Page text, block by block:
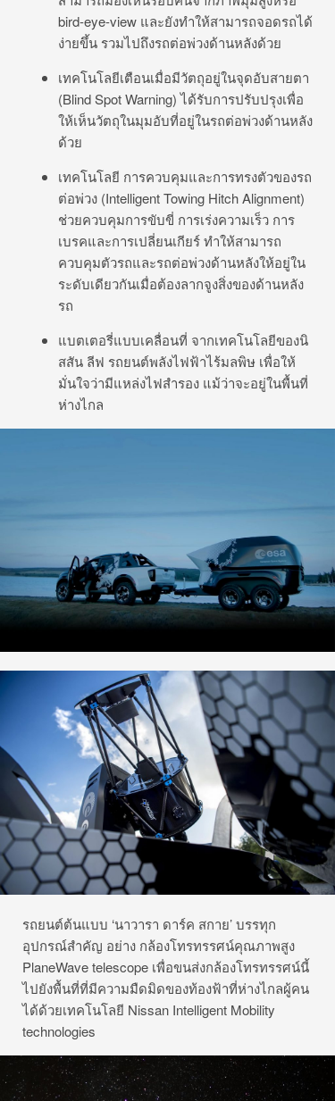
bird-eye-view และยังทำให้สามารถจอดรถได้
ง่ายขึ้น รวมไปถึงรถต่อพ่วงด้านหลังด้วย
เทคโนโลยีเตือนเมื่อมีวัตถุอยู่ในจุดอับสายตา
(Blind Spot Warning) ได้รับการปรับปรุงเพื่อ
ให้เห็นวัตถุในมุมอับที่อยู่ในรถต่อพ่วงด้านหลัง
ด้วย
เทคโนโลยี การควบคุมและการทรงตัวของรถ
ต่อพ่วง (Intelligent Towing Hitch Alignment)
ช่วยควบคุมการขับขี่ การเร่งความเร็ว การ
เบรคและการเปลี่ยนเกียร์ ทำให้สามารถ
ควบคุมตัวรถและรถต่อพ่วงด้านหลังให้อยู่ใน
ระดับเดียวกันเมื่อต้องลากจูงสิ่งของด้านหลัง
รถ
แบตเตอรี่แบบเคลื่อนที่ จากเทคโนโลยีของนิ
สสัน ลีฟ รถยนต์พลังไฟฟ้าไร้มลพิษ เพื่อให้
มั่นใจว่ามีแหล่งไฟสำรอง แม้ว่าจะอยู่ในพื้นที่
ห่างไกล
รถยนต์ต้นแบบ ‘นาวารา ดาร์ค สกาย’ บรรทุก
อุปกรณ์สำคัญ อย่าง กล้องโทรทรรศน์คุณภาพสูง
PlaneWave telescope เพื่อขนส่งกล้องโทรทรรศน์นี้
ไปยังพื้นที่ที่มีความมืดมิดของท้องฟ้าที่ห่างไกลผู้คน
ได้ด้วยเทคโนโลยี Nissan Intelligent Mobility
technologies